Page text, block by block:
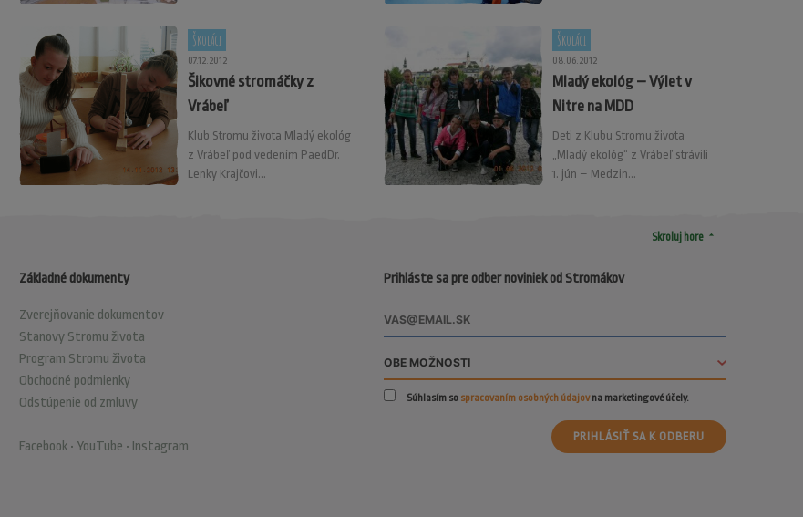
Školáci
07.12.2012
Šikovné stromáčky z
Vrábeľ
Klub Stromu života Mladý ekológ
z Vrábeľ pod vedením PaedDr.
Lenky Krajčovi...
Školáci
08.06.2012
Mladý ekológ – Výlet v
Nitre na MDD
Deti z Klubu Stromu života
„Mladý ekológ“ z Vrábeľ strávili
1. jún – Medzin...
Skroluj hore arrow_drop_up
Základné dokumenty
Zverejňovanie dokumentov
Stanovy Stromu života
Program Stromu života
Obchodné podmienky
Odstúpenie od zmluvy
Facebook • YouTube • Instagram
Prihláste sa pre odber noviniek od Stromákov
Súhlasím so spracovaním osobných údajovna marketingové účely.
PRIHLÁSIŤ SA K ODBERU